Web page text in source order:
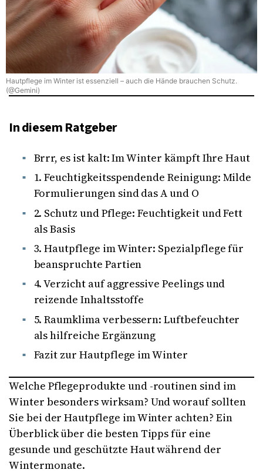
Hautpflege im Winter ist essenziell – auch die Hände brauchen Schutz.
(@Gemini)
In diesem Ratgeber
Brrr, es ist kalt: Im Winter kämpft Ihre Haut
1. Feuchtigkeitsspendende Reinigung: Milde
Formulierungen sind das A und O
2. Schutz und Pflege: Feuchtigkeit und Fett
als Basis
3. Hautpflege im Winter: Spezialpflege für
beanspruchte Partien
4. Verzicht auf aggressive Peelings und
reizende Inhaltsstoffe
5. Raumklima verbessern: Luftbefeuchter
als hilfreiche Ergänzung
Fazit zur Hautpflege im Winter
Welche Pflegeprodukte und -routinen sind im
Winter besonders wirksam? Und worauf sollten
Sie bei der Hautpflege im Winter achten? Ein
Überblick über die besten Tipps für eine
gesunde und geschützte Haut während der
Wintermonate.